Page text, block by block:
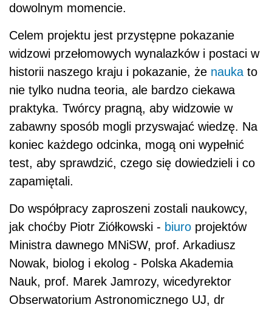
dowolnym momencie.
Celem projektu jest przystępne pokazanie
widzowi przełomowych wynalazków i postaci w
historii naszego kraju i pokazanie, że nauka to
nie tylko nudna teoria, ale bardzo ciekawa
praktyka. Twórcy pragną, aby widzowie w
zabawny sposób mogli przyswajać wiedzę. Na
koniec każdego odcinka, mogą oni wypełnić
test, aby sprawdzić, czego się dowiedzieli i co
zapamiętali.
Do współpracy zaproszeni zostali naukowcy,
jak choćby Piotr Ziółkowski - biuro projektów
Ministra dawnego MNiSW, prof. Arkadiusz
Nowak, biolog i ekolog - Polska Akademia
Nauk, prof. Marek Jamrozy, wicedyrektor
Obserwatorium Astronomicznego UJ, dr